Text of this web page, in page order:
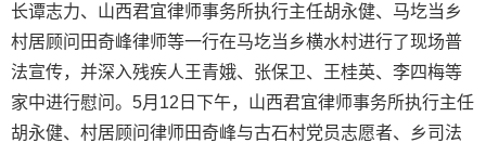
长谭志力、山西君宜律师事务所执行主任胡永健、马圪当乡
村居顾问田奇峰律师等一行在马圪当乡横水村进行了现场普
法宣传，并深入残疾人王青娥、张保卫、王桂英、李四梅等
家中进行慰问。5月12日下午，山西君宜律师事务所执行主任
胡永健、村居顾问律师田奇峰与古石村党员志愿者、乡司法